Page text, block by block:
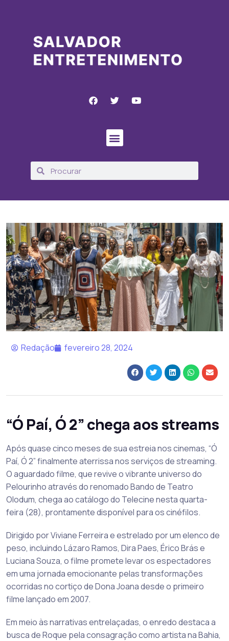
Redação fevereiro 28, 2024
“Ó Paí, Ó 2” chega aos streams
Após quase cinco meses de sua estreia nos cinemas, “Ó
Paí, Ó 2” finalmente aterrissa nos serviços de streaming.
O aguardado filme, que revive o vibrante universo do
Pelourinho através do renomado Bando de Teatro
Olodum, chega ao catálogo do Telecine nesta quarta-
feira (28), prontamente disponível para os cinéfilos.
Dirigido por Viviane Ferreira e estrelado por um elenco de
peso, incluindo Lázaro Ramos, Dira Paes, Érico Brás e
Luciana Souza, o filme promete levar os espectadores
em uma jornada emocionante pelas transformações
ocorridas no cortiço de Dona Joana desde o primeiro
filme lançado em 2007.
Em meio às narrativas entrelaçadas, o enredo destaca a
busca de Roque pela consagração como artista na Bahia,